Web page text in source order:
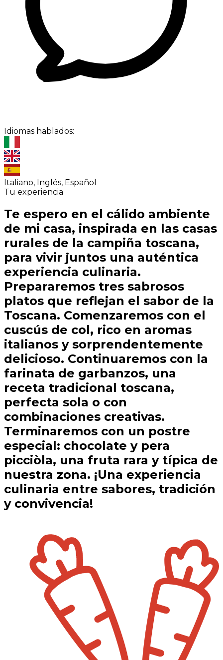
Idiomas hablados:
Italiano, Inglés, Español
Tu experiencia
Te espero en el cálido ambiente
de mi casa, inspirada en las casas
rurales de la campiña toscana,
para vivir juntos una auténtica
experiencia culinaria.
Prepararemos tres sabrosos
platos que reflejan el sabor de la
Toscana. Comenzaremos con el
cuscús de col, rico en aromas
italianos y sorprendentemente
delicioso. Continuaremos con la
farinata de garbanzos, una
receta tradicional toscana,
perfecta sola o con
combinaciones creativas.
Terminaremos con un postre
especial: chocolate y pera
picciòla, una fruta rara y típica de
nuestra zona. ¡Una experiencia
culinaria entre sabores, tradición
y convivencia!